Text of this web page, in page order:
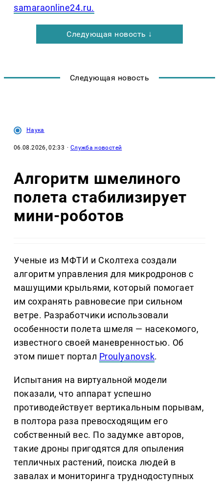
samaraonline24.ru.
Следующая новость ↓
Следующая новость
Наука
06.08.2026, 02:33 · Служба новостей
Алгоритм шмелиного
полета стабилизирует
мини-роботов
Ученые из МФТИ и Сколтеха создали
алгоритм управления для микродронов с
машущими крыльями, который помогает
им сохранять равновесие при сильном
ветре. Разработчики использовали
особенности полета шмеля — насекомого,
известного своей маневренностью. Об
этом пишет портал Proulyanovsk.
Испытания на виртуальной модели
показали, что аппарат успешно
противодействует вертикальным порывам,
в полтора раза превосходящим его
собственный вес. По задумке авторов,
такие дроны пригодятся для опыления
тепличных растений, поиска людей в
завалах и мониторинга труднодоступных